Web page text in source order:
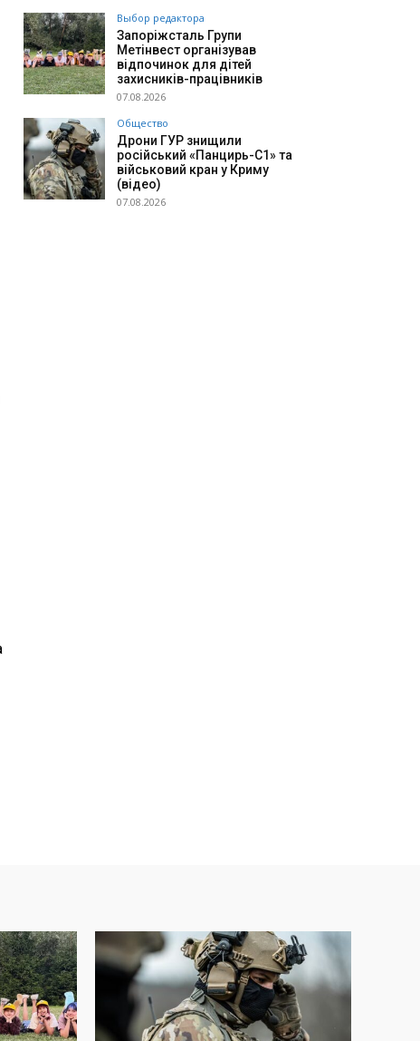
Выбор редактора
Запоріжсталь Групи
Метінвест організував
відпочинок для дітей
захисників-працівників
07.08.2026
Общество
Дрони ГУР знищили
російський «Панцирь-С1» та
військовий кран у Криму
(відео)
07.08.2026